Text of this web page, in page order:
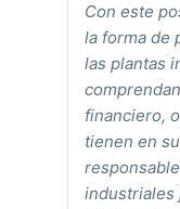
Con este
la forma de
las plantas
financiero,
tienen en
industriales